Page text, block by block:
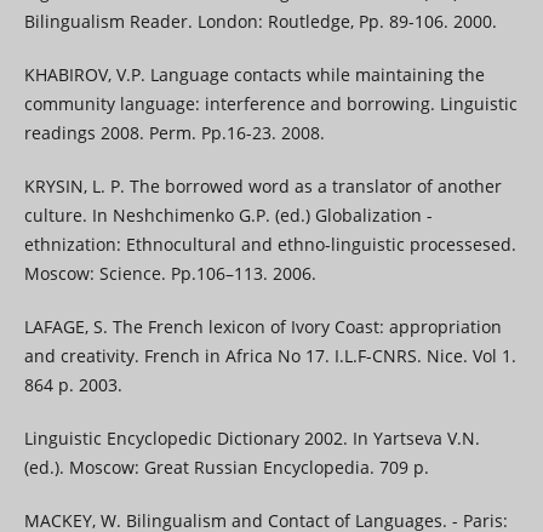
Bilingualism Reader. London: Routledge, Pp. 89-106. 2000.
KHABIROV, V.P. Language contacts while maintaining the
community language: interference and borrowing. Linguistic
readings 2008. Perm. Pp.16-23. 2008.
KRYSIN, L. P. The borrowed word as a translator of another
culture. In Neshchimenko G.P. (ed.) Globalization -
ethnization: Ethnocultural and ethno-linguistic processesed.
Moscow: Science. Pp.106–113. 2006.
LAFAGE, S. The French lexicon of Ivory Coast: appropriation
and creativity. French in Africa No 17. I.L.F-CNRS. Nice. Vol 1.
864 p. 2003.
Linguistic Encyclopedic Dictionary 2002. In Yartseva V.N.
(ed.). Moscow: Great Russian Encyclopedia. 709 p.
MACKEY, W. Bilingualism and Contact of Languages. - Paris: